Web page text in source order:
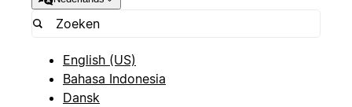
English (US)
Bahasa Indonesia
Dansk